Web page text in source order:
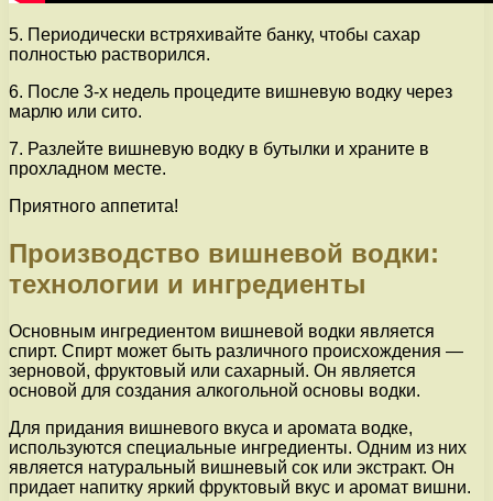
5. Периодически встряхивайте банку, чтобы сахар
полностью растворился.
6. После 3-х недель процедите вишневую водку через
марлю или сито.
7. Разлейте вишневую водку в бутылки и храните в
прохладном месте.
Приятного аппетита!
Производство вишневой водки:
технологии и ингредиенты
Основным ингредиентом вишневой водки является
спирт. Спирт может быть различного происхождения —
зерновой, фруктовый или сахарный. Он является
основой для создания алкогольной основы водки.
Для придания вишневого вкуса и аромата водке,
используются специальные ингредиенты. Одним из них
является натуральный вишневый сок или экстракт. Он
придает напитку яркий фруктовый вкус и аромат вишни.